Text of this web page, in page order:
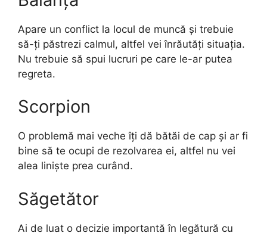
Apare un conflict la locul de muncă și trebuie
să-ți păstrezi calmul, altfel vei înrăutăți situația.
Nu trebuie să spui lucruri pe care le-ar putea
regreta.
Scorpion
O problemă mai veche îți dă bătăi de cap și ar fi
bine să te ocupi de rezolvarea ei, altfel nu vei
alea liniște prea curând.
Săgetător
Ai de luat o decizie importantă în legătură cu